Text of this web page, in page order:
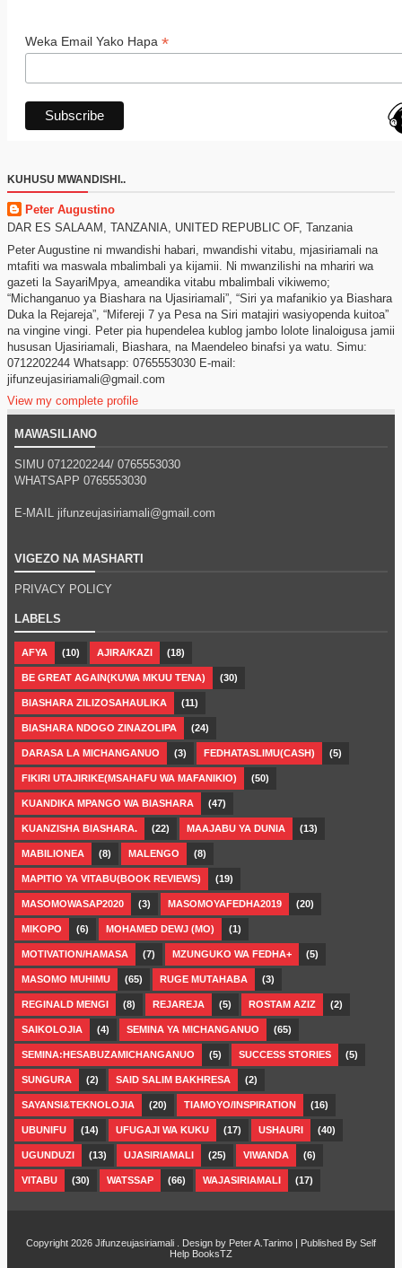
Weka Email Yako Hapa *
KUHUSU MWANDISHI..
Peter Augustino
DAR ES SALAAM, TANZANIA, UNITED REPUBLIC OF, Tanzania
Peter Augustine ni mwandishi habari, mwandishi vitabu, mjasiriamali na
mtafiti wa maswala mbalimbali ya kijamii. Ni mwanzilishi na mhariri wa
gazeti la SayariMpya, ameandika vitabu mbalimbali vikiwemo;
“Michanganuo ya Biashara na Ujasiriamali”, “Siri ya mafanikio ya Biashara
Duka la Rejareja”, “Mifereji 7 ya Pesa na Siri matajiri wasiyopenda kuitoa”
na vingine vingi. Peter pia hupendelea kublog jambo lolote linaloigusa jamii
hususan Ujasiriamali, Biashara, na Maendeleo binafsi ya watu. Simu:
0712202244 Whatsapp: 0765553030 E-mail:
jifunzeujasiriamali@gmail.com
View my complete profile
MAWASILIANO
SIMU 0712202244/ 0765553030
WHATSAPP 0765553030
E-MAIL jifunzeujasiriamali@gmail.com
VIGEZO NA MASHARTI
PRIVACY POLICY
LABELS
AFYA (10) AJIRA/KAZI (18)
BE GREAT AGAIN(KUWA MKUU TENA) (30)
BIASHARA ZILIZOSAHAULIKA (11)
BIASHARA NDOGO ZINAZOLIPA (24)
DARASA LA MICHANGANUO (3) FEDHATASLIMU(CASH) (5)
FIKIRI UTAJIRIKE(MSAHAFU WA MAFANIKIO) (50)
KUANDIKA MPANGO WA BIASHARA (47)
KUANZISHA BIASHARA. (22) MAAJABU YA DUNIA (13)
MABILIONEA (8) MALENGO (8)
MAPITIO YA VITABU(BOOK REVIEWS) (19)
MASOMOWASAP2020 (3) MASOMOYAFEDHA2019 (20)
MIKOPO (6) MOHAMED DEWJ (MO) (1)
MOTIVATION/HAMASA (7) MZUNGUKO WA FEDHA+ (5)
MASOMO MUHIMU (65) RUGE MUTAHABA (3)
REGINALD MENGI (8) REJAREJA (5) ROSTAM AZIZ (2)
SAIKOLOJIA (4) SEMINA YA MICHANGANUO (65)
SEMINA:HESABUZAMICHANGANUO (5) SUCCESS STORIES (5)
SUNGURA (2) SAID SALIM BAKHRESA (2)
SAYANSI&TEKNOLOJIA (20) TIAMOYO/INSPIRATION (16)
UBUNIFU (14) UFUGAJI WA KUKU (17) USHAURI (40)
UGUNDUZI (13) UJASIRIAMALI (25) VIWANDA (6)
VITABU (30) WATSSAP (66) WAJASIRIAMALI (17)
Copyright 2026 Jifunzeujasiriamali . Design by Peter A.Tarimo | Published By Self
Help BooksTZ